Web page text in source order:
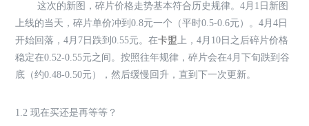
这次的新图，碎片价格走势基本符合历史规律。4月1日新图
上线的当天，碎片单价冲到0.8元一个（平时0.5-0.6元）。4月4日
开始回落，4月7日跌到0.55元。在卡盟上，4月10日之后碎片价格
稳定在0.52-0.55元之间。按照往年规律，碎片会在4月下旬跌到谷
底（约0.48-0.50元），然后缓慢回升，直到下一次更新。
1.2 现在买还是再等等？